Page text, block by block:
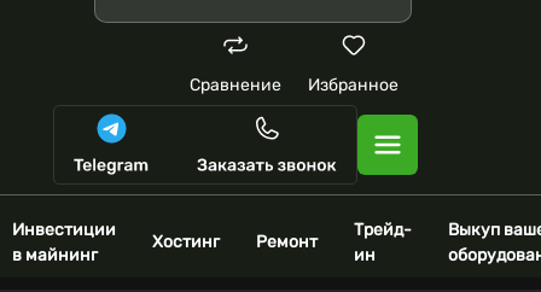
Сравнение Избранное
Инвестиции
в майнинг
Хостинг Ремонт
Трейд-
ин
Выкуп